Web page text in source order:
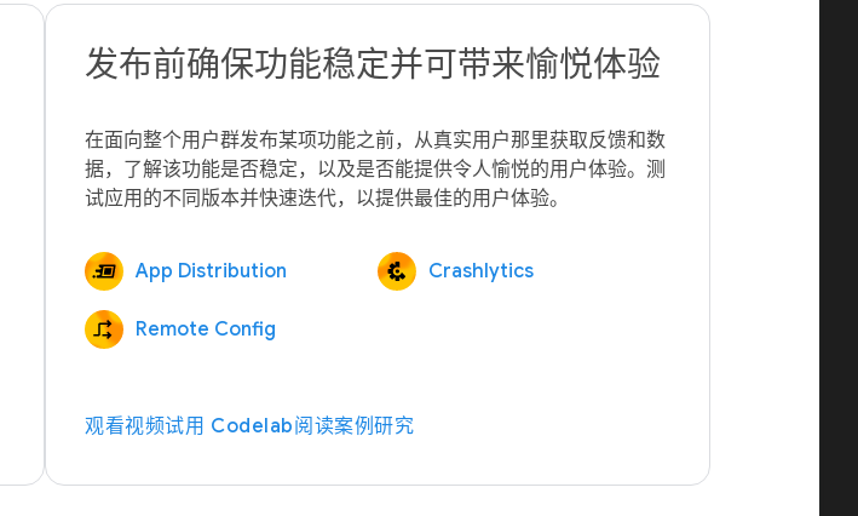
发布前确保功能稳定并可带来愉悦体验
在面向整个用户群发布某项功能之前，从真实用户那里获取反馈和数
据，了解该功能是否稳定，以及是否能提供令人愉悦的用户体验。测
App Distribution Crashlytics
Remote Config
观看视频试用 Codelab阅读案例研究